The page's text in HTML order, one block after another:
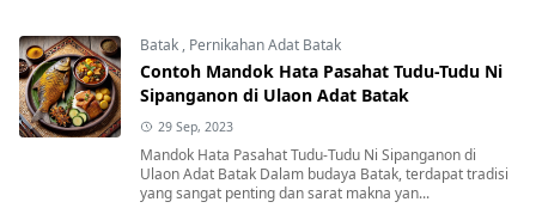
Batak , Pernikahan Adat Batak
Contoh Mandok Hata Pasahat Tudu-Tudu Ni
Sipanganon di Ulaon Adat Batak
29 Sep, 2023
Mandok Hata Pasahat Tudu-Tudu Ni Sipanganon di
Ulaon Adat Batak Dalam budaya Batak, terdapat tradisi
yang sangat penting dan sarat makna yan...